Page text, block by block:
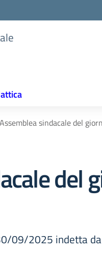
Assemblea sindacale del
del
09/2025 indetta da